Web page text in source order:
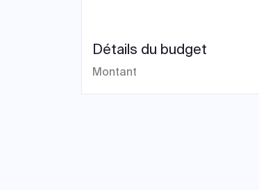
Détails du budget
Montant